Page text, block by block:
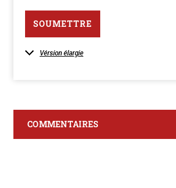
SOUMETTRE
Vérsion élargie
COMMENTAIRES